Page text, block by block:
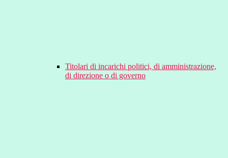
Titolari di incarichi politici, di amministrazione,
di direzione o di governo